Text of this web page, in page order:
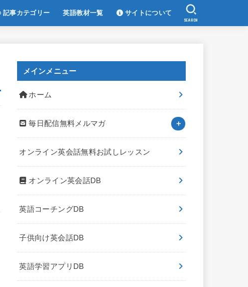
記事カテゴリー 英語教材一覧 サイトについて
SEARCH
メインメニュー
ホーム
毎日配信無料メルマガ
オンライン英会話無料お試しレッスン
オンライン英会話DB
英語コーチングDB
子供向け英会話DB
英語学習アプリDB